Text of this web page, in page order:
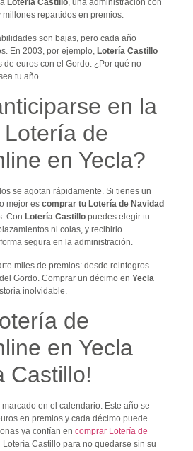
Lotería Castillo, una administración con
repartidos en premios.
son bajas, pero cada año
En 2003, por ejemplo, Lotería Castillo
euros con el Gordo. ¿Por qué no
tu año.
en la
de
en Yecla?
se agotan rápidamente. Si tienes un
mejor es comprar tu Lotería de Navidad
Con Lotería Castillo puedes elegir tu
ni colas, y recibirlo
segura en la administración.
miles de premios: desde reintegros
Gordo. Comprar un décimo en Yecla
inolvidable.
de
en Yecla
Castillo!
en el calendario. Este año se
en premios y cada décimo puede
ya confían en comprar Lotería de
Lotería Castillo para no quedarse sin su